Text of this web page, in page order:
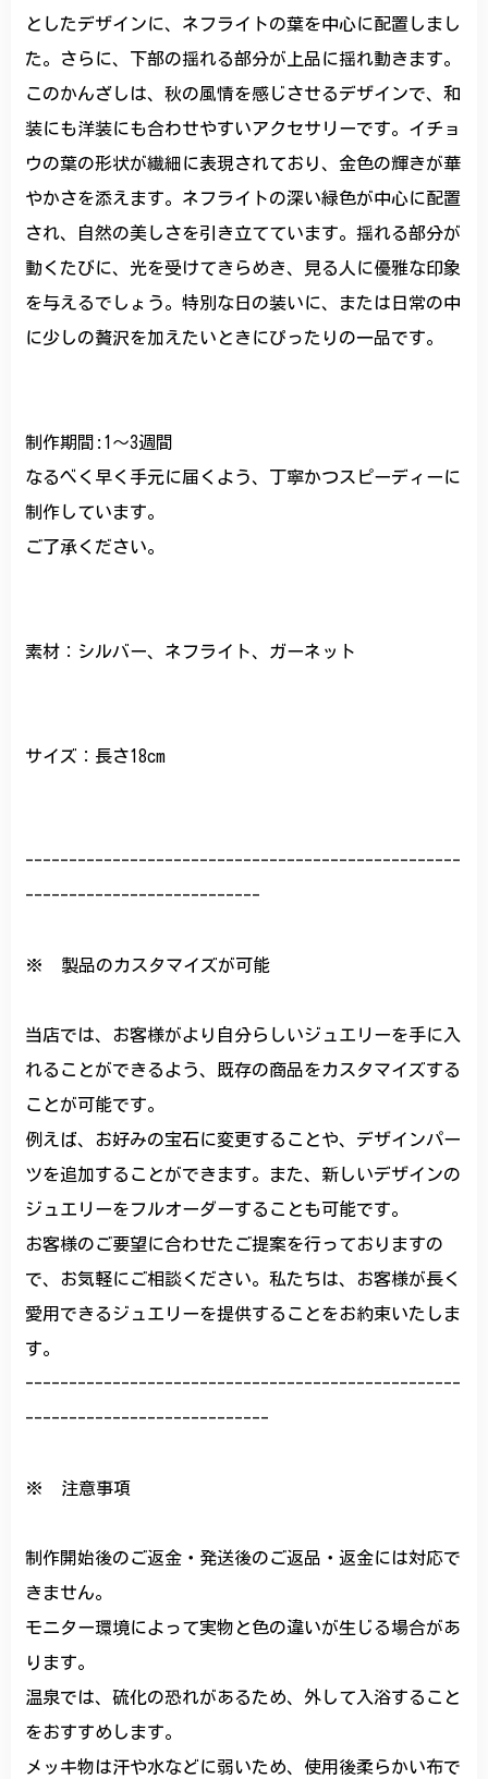
としたデザインに、ネフライトの葉を中心に配置しまし
た。さらに、下部の揺れる部分が上品に揺れ動きます。
このかんざしは、秋の風情を感じさせるデザインで、和
装にも洋装にも合わせやすいアクセサリーです。イチョ
ウの葉の形状が繊細に表現されており、金色の輝きが華
やかさを添えます。ネフライトの深い緑色が中心に配置
され、自然の美しさを引き立てています。揺れる部分が
動くたびに、光を受けてきらめき、見る人に優雅な印象
を与えるでしょう。特別な日の装いに、または日常の中
に少しの贅沢を加えたいときにぴったりの一品です。
制作期間:1〜3週間
なるべく早く手元に届くよう、丁寧かつスピーディーに
制作しています。
ご了承ください。
素材：シルバー、ネフライト、ガーネット
サイズ：長さ18cm
--------------------------------------------------
---------------------------
※ 製品のカスタマイズが可能
当店では、お客様がより自分らしいジュエリーを手に入
れることができるよう、既存の商品をカスタマイズする
ことが可能です。
例えば、お好みの宝石に変更することや、デザインパー
ツを追加することができます。また、新しいデザインの
ジュエリーをフルオーダーすることも可能です。
お客様のご要望に合わせたご提案を行っておりますの
で、お気軽にご相談ください。私たちは、お客様が長く
愛用できるジュエリーを提供することをお約束いたしま
す。
--------------------------------------------------
----------------------------
※ 注意事項
制作開始後のご返金・発送後のご返品・返金には対応で
きません。
モニター環境によって実物と色の違いが生じる場合があ
ります。
温泉では、硫化の恐れがあるため、外して入浴すること
をおすすめします。
メッキ物は汗や水などに弱いため、使用後柔らかい布で